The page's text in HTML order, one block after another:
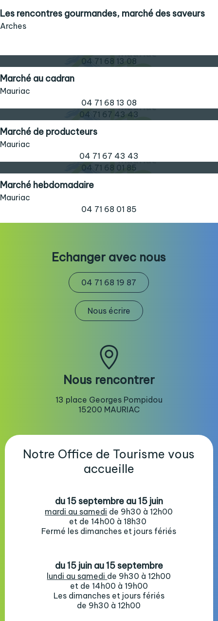
Les rencontres gourmandes, marché des saveurs
Arches
04 71 68 13 08
Marché au cadran
Mauriac
04 71 68 13 08
04 71 67 43 43
Marché de producteurs
Mauriac
04 71 67 43 43
04 71 68 01 85
Marché hebdomadaire
Mauriac
04 71 68 01 85
Echanger avec nous
04 71 68 19 87
Nous écrire
Nous rencontrer
13 place Georges Pompidou
15200 MAURIAC
Notre Office de Tourisme vous
accueille
du 15 septembre au 15 juin
mardi au samedi de 9h30 à 12h00
et de 14h00 à 18h30
Fermé les dimanches et jours fériés
du 15 juin au 15 septembre
lundi au samedi de 9h30 à 12h00
et de 14h00 à 19h00
Les dimanches et jours fériés
de 9h30 à 12h00